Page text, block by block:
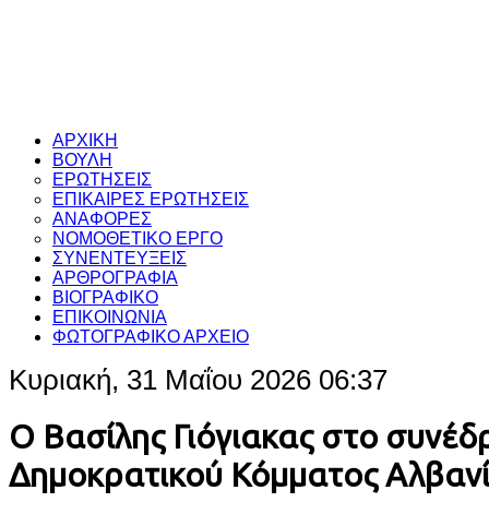
ΑΡΧΙΚΗ
ΒΟΥΛΗ
ΕΡΩΤΗΣΕΙΣ
ΕΠΙΚΑΙΡΕΣ ΕΡΩΤΗΣΕΙΣ
ΑΝΑΦΟΡΕΣ
ΝΟΜΟΘΕΤΙΚΟ ΕΡΓΟ
ΣΥΝΕΝΤΕΥΞΕΙΣ
ΑΡΘΡΟΓΡΑΦΙΑ
ΒΙΟΓΡΑΦΙΚΟ
ΕΠΙΚΟΙΝΩΝΙΑ
ΦΩΤΟΓΡΑΦΙΚΟ ΑΡΧΕΙΟ
Κυριακή, 31 Μαΐου 2026 06:37
Ο Βασίλης Γιόγιακας στο
Δημοκρατικού Κόμματος